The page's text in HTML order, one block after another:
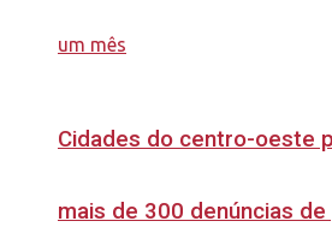
Cidades do centro-oeste
mais de 300 denúncias